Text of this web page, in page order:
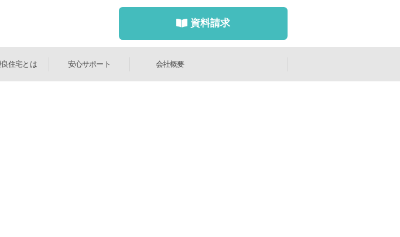
資料請求
住宅とは 安心サポート 会社概要